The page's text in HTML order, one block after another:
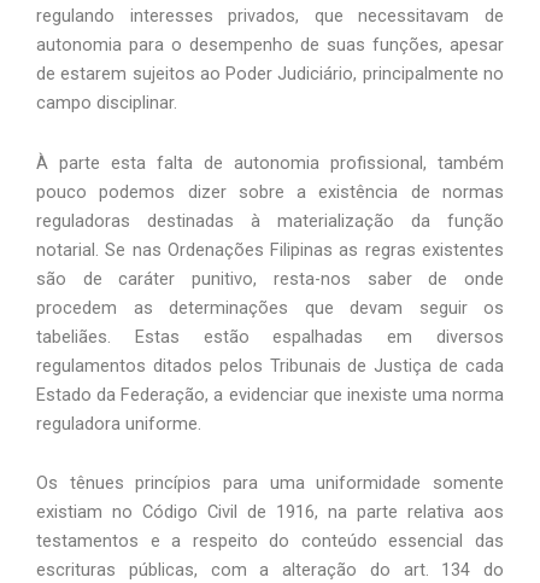
regulando interesses privados, que necessitavam de
autonomia para o desempenho de suas funções, apesar
de estarem sujeitos ao Poder Judiciário, principalmente no
campo disciplinar.
À parte esta falta de autonomia profissional, também
pouco podemos dizer sobre a existência de normas
reguladoras destinadas à materialização da função
notarial. Se nas Ordenações Filipinas as regras existentes
são de caráter punitivo, resta-nos saber de onde
procedem as determinações que devam seguir os
tabeliães. Estas estão espalhadas em diversos
regulamentos ditados pelos Tribunais de Justiça de cada
Estado da Federação, a evidenciar que inexiste uma norma
reguladora uniforme.
Os tênues princípios para uma uniformidade somente
existiam no Código Civil de 1916, na parte relativa aos
testamentos e a respeito do conteúdo essencial das
escrituras públicas, com a alteração do art. 134 do